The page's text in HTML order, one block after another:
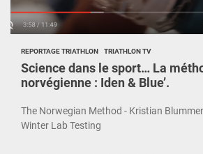
REPORTAGE TRIATHLON TRIATHLON TV
Science dans le sport… La
norvégienne : Iden & Blue’.
The Norwegian Method - Kristian
Winter Lab Testing